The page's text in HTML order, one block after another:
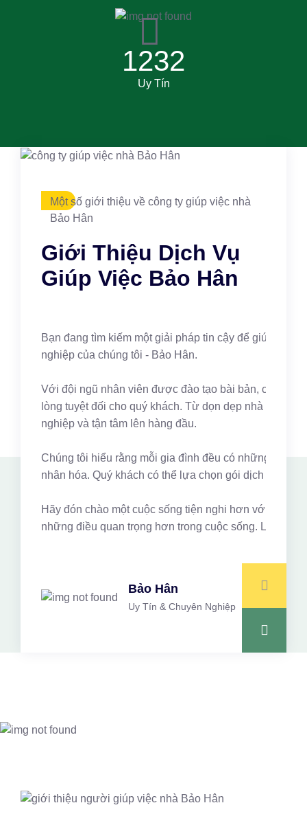
1232
Uy Tín
Một số giới thiệu về công ty giúp việc nhà
Bảo Hân
Giới Thiệu Dịch Vụ
Giúp Việc Bảo Hân
Bạn đang tìm kiếm một giải pháp tin cậy để giúp
nghiệp của chúng tôi - Bảo Hân.
Với đội ngũ nhân viên được đào tạo bài bản, có kinh
lòng tuyệt đối cho quý khách. Từ dọn dẹp nhà cửa,
nghiệp và tận tâm lên hàng đầu.
Chúng tôi hiểu rằng mỗi gia đình đều có những nhu
nhân hóa. Quý khách có thể lựa chọn gói dịch vụ
Hãy đón chào một cuộc sống tiện nghi hơn với Bảo
những điều quan trọng hơn trong cuộc sống. Liên hệ
Bảo Hân
Uy Tín & Chuyên Nghiệp